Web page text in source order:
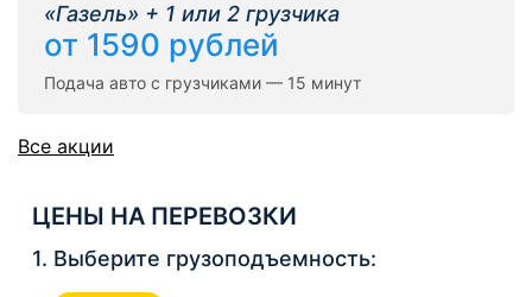
«Газель» + 1 или 2 грузчика
от 1590 рублей
Подача авто с грузчиками — 15 минут
Все акции
ЦЕНЫ НА ПЕРЕВОЗКИ
1. Выберите грузоподъемность: